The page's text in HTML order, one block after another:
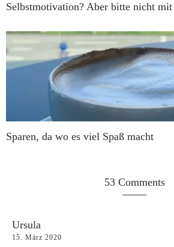
Selbstmotivation? Aber bitte nicht
Sparen, da wo es viel Spaß macht
53 Comments
Ursula
15. März 2020